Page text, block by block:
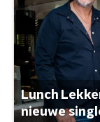
Lunch
nieuwe